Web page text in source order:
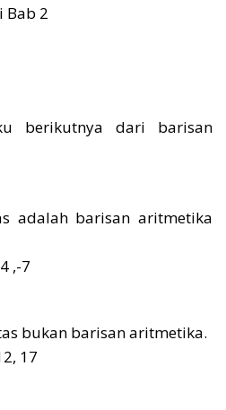
berikutnya dari barisan
adalah barisan aritmetika
,-7
bukan barisan aritmetika.
17